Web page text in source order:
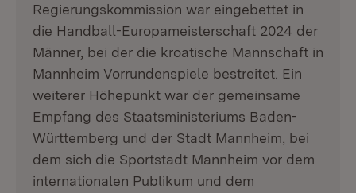
Regierungskommission war eingebettet in
die Handball-Europameisterschaft 2024 der
Männer, bei der die kroatische Mannschaft in
Mannheim Vorrundenspiele bestreitet. Ein
weiterer Höhepunkt war der gemeinsame
Empfang des Staatsministeriums Baden-
Württemberg und der Stadt Mannheim, bei
dem sich die Sportstadt Mannheim vor dem
internationalen Publikum und dem